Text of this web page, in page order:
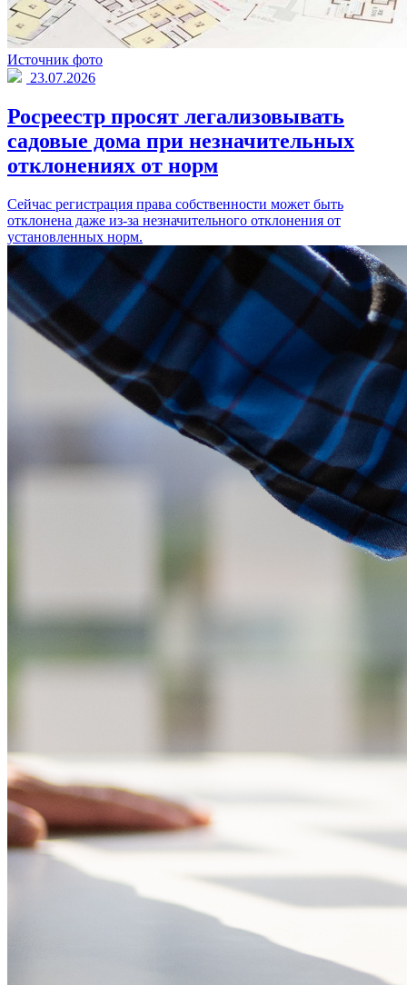
Источник фото
23.07.2026
Росреестр просят легализовывать
садовые дома при незначительных
отклонениях от норм
Сейчас регистрация права собственности может быть
отклонена даже из-за незначительного отклонения от
установленных норм.